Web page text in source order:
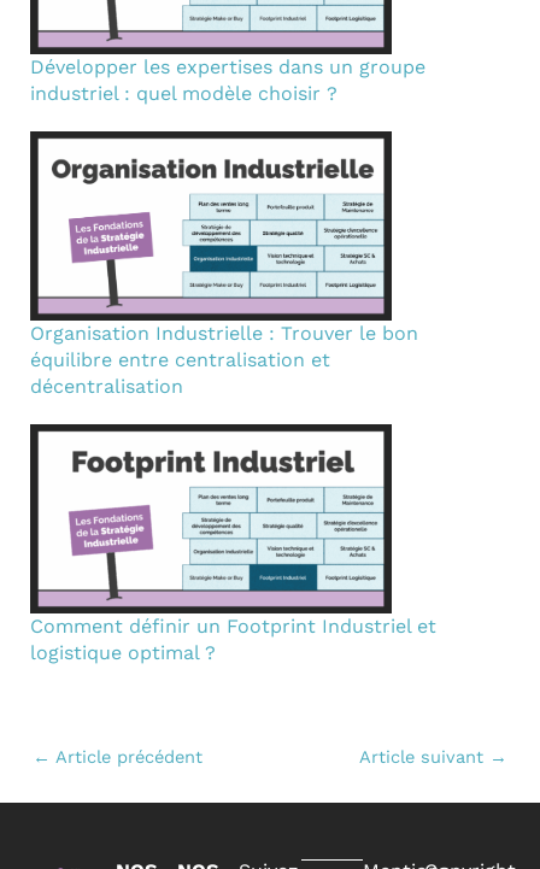
Développer les expertises dans un groupe
industriel : quel modèle choisir ?
Organisation Industrielle : Trouver le bon
équilibre entre centralisation et
décentralisation
Comment définir un Footprint Industriel et
logistique optimal ?
← Article précédent Article suivant →